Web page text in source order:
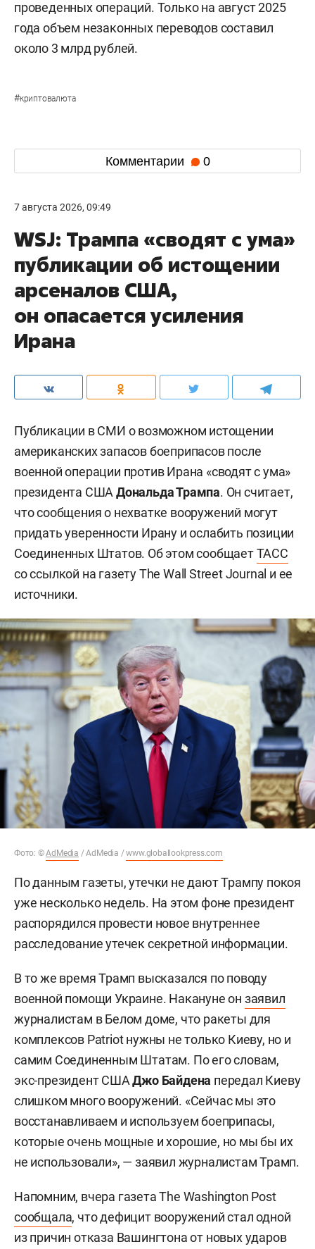
проведенных операций. Только на август 2025
года объем незаконных переводов составил
около 3 млрд рублей.
#криптовалюта
Комментарии 0
7 августа 2026, 09:49
WSJ: Трампа «сводят с ума»
публикации об истощении
арсеналов США,
он опасается усиления
Ирана
Публикации в СМИ о возможном истощении
американских запасов боеприпасов после
военной операции против Ирана «сводят с ума»
президента СШАДональда Трампа. Он считает,
что сообщения о нехватке вооружений могут
придать уверенности Ирану и ослабить позиции
Соединенных Штатов. Об этом сообщаетТАСС
со ссылкой на газету The Wall Street Journal и ее
источники.
Фото: ©AdMedia / AdMedia /www.globallookpress.com
По данным газеты, утечки не дают Трампу покоя
уже несколько недель. На этом фоне президент
распорядился провести новое внутреннее
расследование утечек секретной информации.
В то же время Трамп высказался по поводу
военной помощи Украине. Накануне он заявил
журналистам в Белом доме, что ракеты для
комплексов Patriot нужны не только Киеву, но и
самим Соединенным Штатам. По его словам,
экс-президент СШАДжо Байдена передал Киеву
слишком много вооружений. «Сейчас мы это
восстанавливаем и используем боеприпасы,
которые очень мощные и хорошие, но мы бы их
не использовали», — заявил журналистам Трамп.
Напомним, вчера газета The Washington Post
сообщала, что дефицит вооружений стал одной
из причин отказа Вашингтона от новых ударов